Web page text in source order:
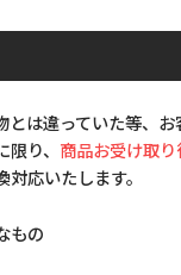
とは違っていた等、
り、 商品お受け取
応いたします。
もの